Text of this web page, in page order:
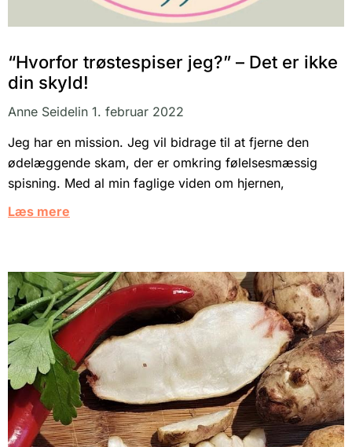
“Hvorfor trøstespiser jeg?” – Det er ikke
din skyld!
Anne Seidelin 1. februar 2022
Jeg har en mission. Jeg vil bidrage til at fjerne den
ødelæggende skam, der er omkring følelsesmæssig
spisning. Med al min faglige viden om hjernen,
Læs mere